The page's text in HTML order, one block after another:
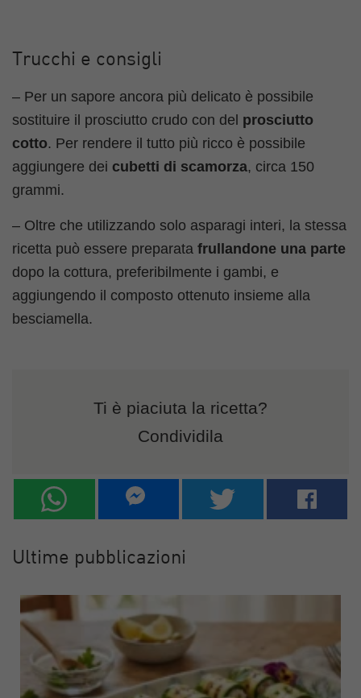
Trucchi e consigli
– Per un sapore ancora più delicato è possibile
sostituire il prosciutto crudo con del prosciutto
cotto. Per rendere il tutto più ricco è possibile
aggiungere dei cubetti di scamorza, circa 150
grammi.
– Oltre che utilizzando solo asparagi interi, la stessa
ricetta può essere preparata frullandone una parte
dopo la cottura, preferibilmente i gambi, e
aggiungendo il composto ottenuto insieme alla
besciamella.
Ti è piaciuta la ricetta?
Condividila
Ultime pubblicazioni